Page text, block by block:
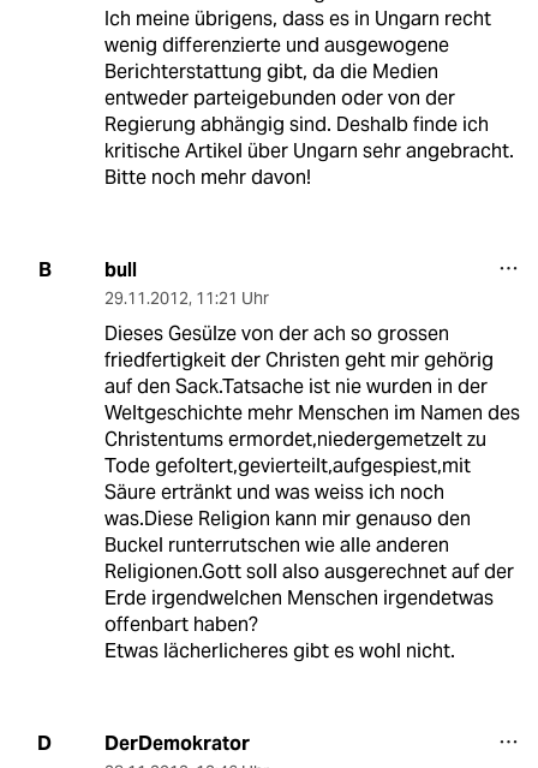
Ich meine übrigens, dass es in Ungarn recht
wenig differenzierte und ausgewogene
Berichterstattung gibt, da die Medien
entweder parteigebunden oder von der
Regierung abhängig sind. Deshalb finde ich
kritische Artikel über Ungarn sehr angebracht.
Bitte noch mehr davon!
B bull
29.11.2012, 11:21 Uhr
Dieses Gesülze von der ach so grossen
friedfertigkeit der Christen geht mir gehörig
auf den Sack.Tatsache ist nie wurden in der
Weltgeschichte mehr Menschen im Namen des
Christentums ermordet,niedergemetzelt zu
Tode gefoltert,gevierteilt,aufgespiest,mit
Säure ertränkt und was weiss ich noch
was.Diese Religion kann mir genauso den
Buckel runterrutschen wie alle anderen
Religionen.Gott soll also ausgerechnet auf der
Erde irgendwelchen Menschen irgendetwas
offenbart haben?
Etwas lächerlicheres gibt es wohl nicht.
D DerDemokrator